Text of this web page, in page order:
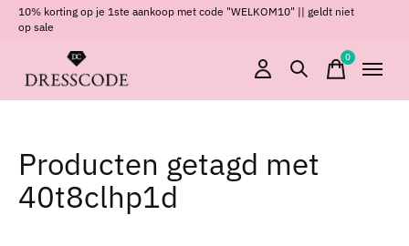
10% korting op je 1ste aankoop met code "WELKOM10" || geldt niet
op sale
0items
Producten getagd met
40t8clhp1d